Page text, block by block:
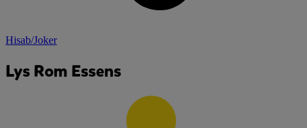
Hisab/Joker
Lys Rom Essens